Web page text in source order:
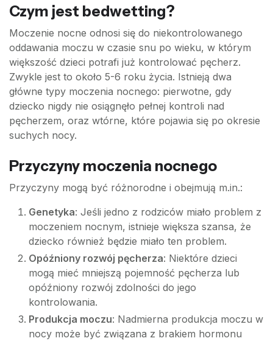
Czym jest bedwetting?
Moczenie nocne odnosi się do niekontrolowanego
oddawania moczu w czasie snu po wieku, w którym
większość dzieci potrafi już kontrolować pęcherz.
Zwykle jest to około 5-6 roku życia. Istnieją dwa
główne typy moczenia nocnego: pierwotne, gdy
dziecko nigdy nie osiągnęło pełnej kontroli nad
pęcherzem, oraz wtórne, które pojawia się po okresie
suchych nocy.
Przyczyny moczenia nocnego
Przyczyny mogą być różnorodne i obejmują m.in.:
Genetyka: Jeśli jedno z rodziców miało problem z
moczeniem nocnym, istnieje większa szansa, że
dziecko również będzie miało ten problem.
Opóźniony rozwój pęcherza: Niektóre dzieci
mogą mieć mniejszą pojemność pęcherza lub
opóźniony rozwój zdolności do jego
kontrolowania.
Produkcja moczu: Nadmierna produkcja moczu w
nocy może być związana z brakiem hormonu